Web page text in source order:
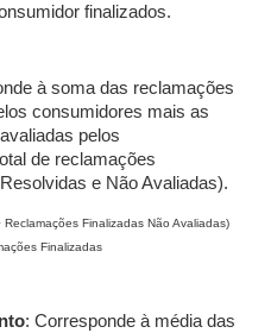
finalizados.
à soma das reclamações
consumidores mais as
pelos
de reclamações
e Não Avaliadas).
Finalizadas Não Avaliadas)
Finalizadas
: Corresponde à média das